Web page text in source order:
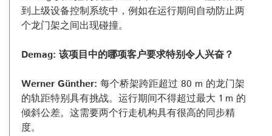
到上级设备控制系统中，例如在运行期间自动防止两
个龙门架之间出现碰撞。
Demag: 该项目中的哪项客户要求特别令人兴奋？
Werner Günther: 每个桥架跨距超过 80 m 的龙门架
的轨距特别具有挑战。运行期间不得超过最大 1 m 的
倾斜公差。这需要两个行走机构具有很高的同步精
度。